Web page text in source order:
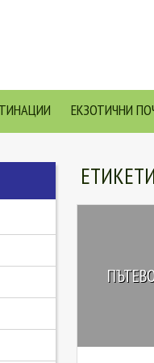
ЕКЗОТИЧНИ
ЕТИКЕТИ